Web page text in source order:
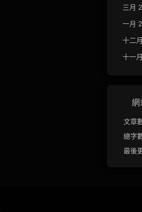
三月
一月
十二
十一
網
文章
總字
最後